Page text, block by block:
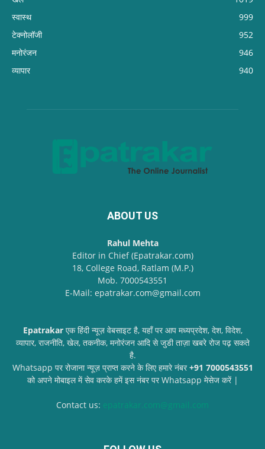
स्वास्थ
999
टेक्नोलॉजी
952
मनोरंजन
946
व्यापार
940
ABOUT US
Rahul Mehta
Editor in Chief (Epatrakar.com)
18, College Road, Ratlam (M.P.)
Mob. 7000543551
E-Mail: epatrakar.com@gmail.com
Epatrakarएक हिंदी न्यूज़ वेबसाइट है, यहाँ पर आप मध्यप्रदेश, देश, विदेश,
व्यापार, राजनीति, खेल, तकनीक, मनोरंजन आदि से जुडी ताज़ा खबरे रोज पढ़ सकते
है.
Whatsapp पर रोजाना न्यूज़ प्राप्त करने के लिए हमारे नंबर+91 7000543551
को अपने मोबाइल में सेव करके हमें इस नंबर पर Whatsapp मेसेज करें |
Contact us: epatrakar.com@gmail.com